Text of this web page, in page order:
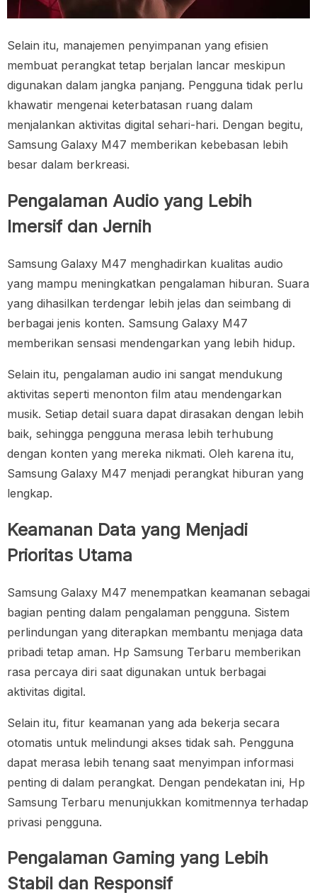
Selain itu, manajemen penyimpanan yang efisien
membuat perangkat tetap berjalan lancar meskipun
digunakan dalam jangka panjang. Pengguna tidak perlu
khawatir mengenai keterbatasan ruang dalam
menjalankan aktivitas digital sehari-hari. Dengan begitu,
Samsung Galaxy M47 memberikan kebebasan lebih
besar dalam berkreasi.
Pengalaman Audio yang Lebih
Imersif dan Jernih
Samsung Galaxy M47 menghadirkan kualitas audio
yang mampu meningkatkan pengalaman hiburan. Suara
yang dihasilkan terdengar lebih jelas dan seimbang di
berbagai jenis konten. Samsung Galaxy M47
memberikan sensasi mendengarkan yang lebih hidup.
Selain itu, pengalaman audio ini sangat mendukung
aktivitas seperti menonton film atau mendengarkan
musik. Setiap detail suara dapat dirasakan dengan lebih
baik, sehingga pengguna merasa lebih terhubung
dengan konten yang mereka nikmati. Oleh karena itu,
Samsung Galaxy M47 menjadi perangkat hiburan yang
lengkap.
Keamanan Data yang Menjadi
Prioritas Utama
Samsung Galaxy M47 menempatkan keamanan sebagai
bagian penting dalam pengalaman pengguna. Sistem
perlindungan yang diterapkan membantu menjaga data
pribadi tetap aman. Hp Samsung Terbaru memberikan
rasa percaya diri saat digunakan untuk berbagai
aktivitas digital.
Selain itu, fitur keamanan yang ada bekerja secara
otomatis untuk melindungi akses tidak sah. Pengguna
dapat merasa lebih tenang saat menyimpan informasi
penting di dalam perangkat. Dengan pendekatan ini, Hp
Samsung Terbaru menunjukkan komitmennya terhadap
privasi pengguna.
Pengalaman Gaming yang Lebih
Stabil dan Responsif